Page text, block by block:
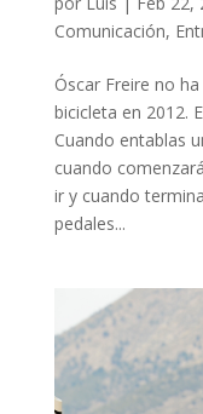
Comunicación,
Óscar Freire no
bicicleta en 2012.
Cuando entablas
cuando
ir y cuando
pedales...